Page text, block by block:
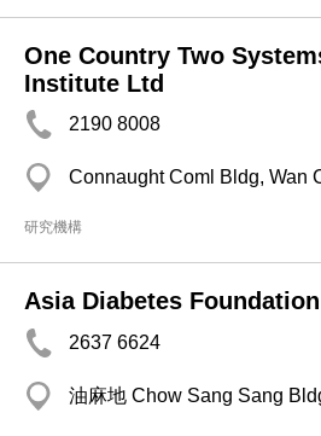
One Country Two
Institute Ltd
2190 8008
Connaught Coml Bldg, Wan
研究機構
Asia Diabetes
2637 6624
油麻地 Chow Sang Sang